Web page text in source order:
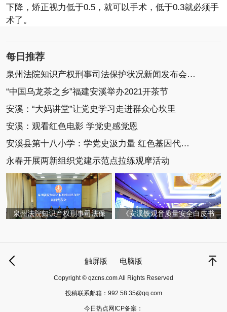
下降，矫正视力低于0.5，就可以手术，低于0.3就必须手
术了。
每日推荐
泉州法院知识产权刑事司法保护状况新闻发布会召开
“中国乌龙茶之乡”福建安溪举办2021开茶节
安溪：“大妈讲堂”让党史学习走进群众心坎里
安溪：观看红色电影 学党史感党恩
安溪县第十八小学：学党史汲力量 红色基因代代传
永春开展两新组织党建示范点拉练观摩活动
泉州法院知识产权刑事司法保 《安溪铁观音质量安全白皮书
触屏版 电脑版
Copyright © qzcns.com All Rights Reserved
投稿联系邮箱： 992 58 35@qq.com
今日热点网ICP备案：